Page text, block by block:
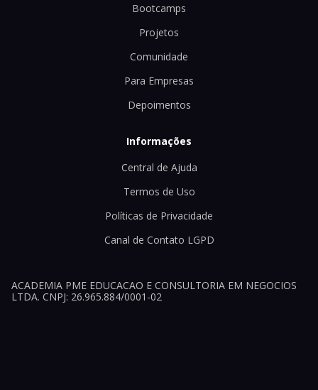
Bootcamps
Projetos
Comunidade
Para Empresas
Depoimentos
Informações
Central de Ajuda
Termos de Uso
Políticas de Privacidade
Canal de Contato LGPD
ACADEMIA PME EDUCACAO E CONSULTORIA EM NEGOCIOS
LTDA. CNPJ: 26.965.884/0001-02